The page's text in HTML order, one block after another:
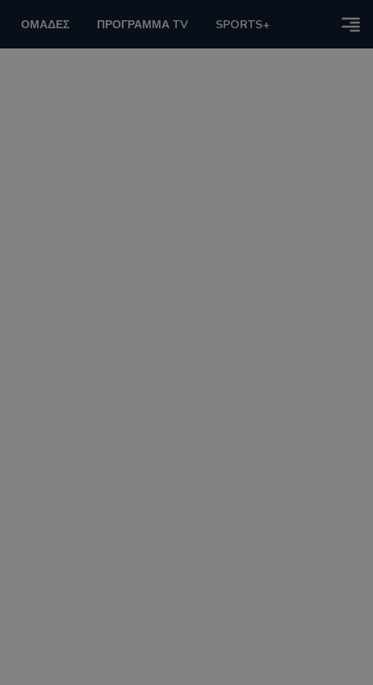
ΟΜΑΔΕΣ ΠΡΟΓΡΑΜΜΑ TV SPORTS+